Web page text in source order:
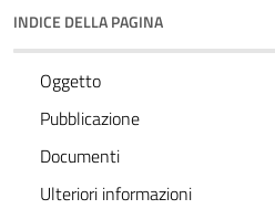
INDICE DELLA PAGINA
Oggetto
Pubblicazione
Documenti
Ulteriori informazioni